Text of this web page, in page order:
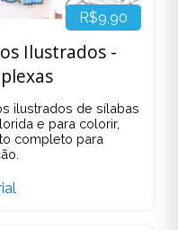
R$9,90
Ilustrados -
ilustrados de sílabas
e para colorir,
completo para